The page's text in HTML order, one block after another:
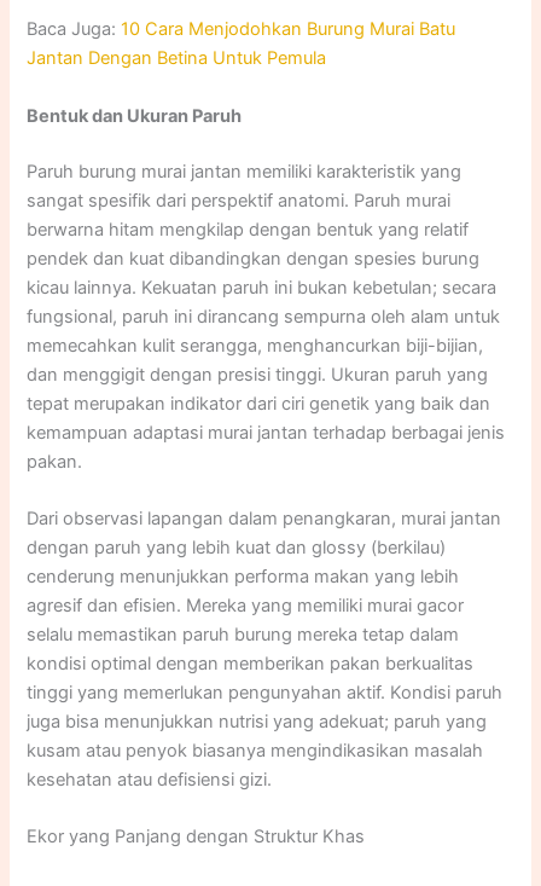
Baca Juga:10 Cara Menjodohkan Burung Murai Batu
Jantan Dengan Betina Untuk Pemula
Bentuk dan Ukuran Paruh
Paruh burung murai jantan memiliki karakteristik yang
sangat spesifik dari perspektif anatomi. Paruh murai
berwarna hitam mengkilap dengan bentuk yang relatif
pendek dan kuat dibandingkan dengan spesies burung
kicau lainnya. Kekuatan paruh ini bukan kebetulan; secara
fungsional, paruh ini dirancang sempurna oleh alam untuk
memecahkan kulit serangga, menghancurkan biji-bijian,
dan menggigit dengan presisi tinggi. Ukuran paruh yang
tepat merupakan indikator dari ciri genetik yang baik dan
kemampuan adaptasi murai jantan terhadap berbagai jenis
pakan.
Dari observasi lapangan dalam penangkaran, murai jantan
dengan paruh yang lebih kuat dan glossy (berkilau)
cenderung menunjukkan performa makan yang lebih
agresif dan efisien. Mereka yang memiliki murai gacor
selalu memastikan paruh burung mereka tetap dalam
kondisi optimal dengan memberikan pakan berkualitas
tinggi yang memerlukan pengunyahan aktif. Kondisi paruh
juga bisa menunjukkan nutrisi yang adekuat; paruh yang
kusam atau penyok biasanya mengindikasikan masalah
kesehatan atau defisiensi gizi.
Ekor yang Panjang dengan Struktur Khas